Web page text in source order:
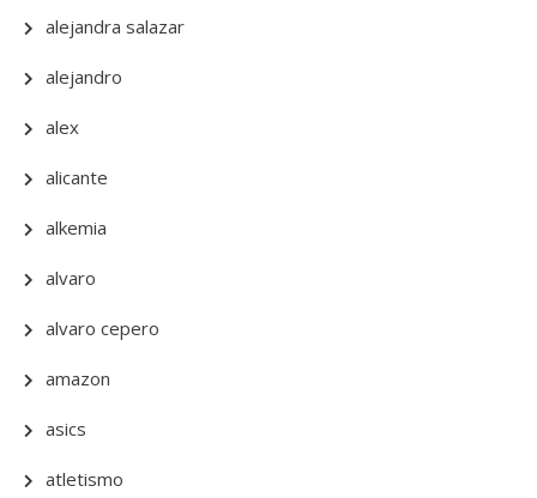
alejandra salazar
alejandro
alex
alicante
alkemia
alvaro
alvaro cepero
amazon
asics
atletismo